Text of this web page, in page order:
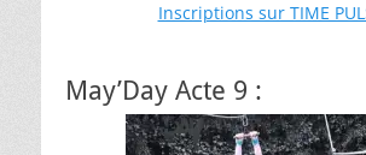
Inscriptions sur TIME
May’Day Acte 9 :